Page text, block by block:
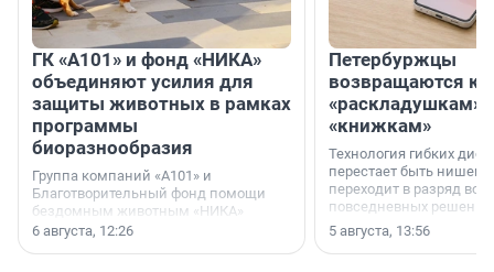
ГК «А101» и фонд «НИКА»
объединяют усилия для
защиты животных в рамках
программы
биоразнообразия
Группа компаний «А101» и
Благотворительный фонд помощи
бездомным животным «НИКА»
заключили соглашение о
6 августа, 12:26
Петербуржцы
возвращаются к
«раскладушкам»
«книжкам»
Технология гибких
перестает быть
переходит в разряд
повседневных
5 августа, 13:56